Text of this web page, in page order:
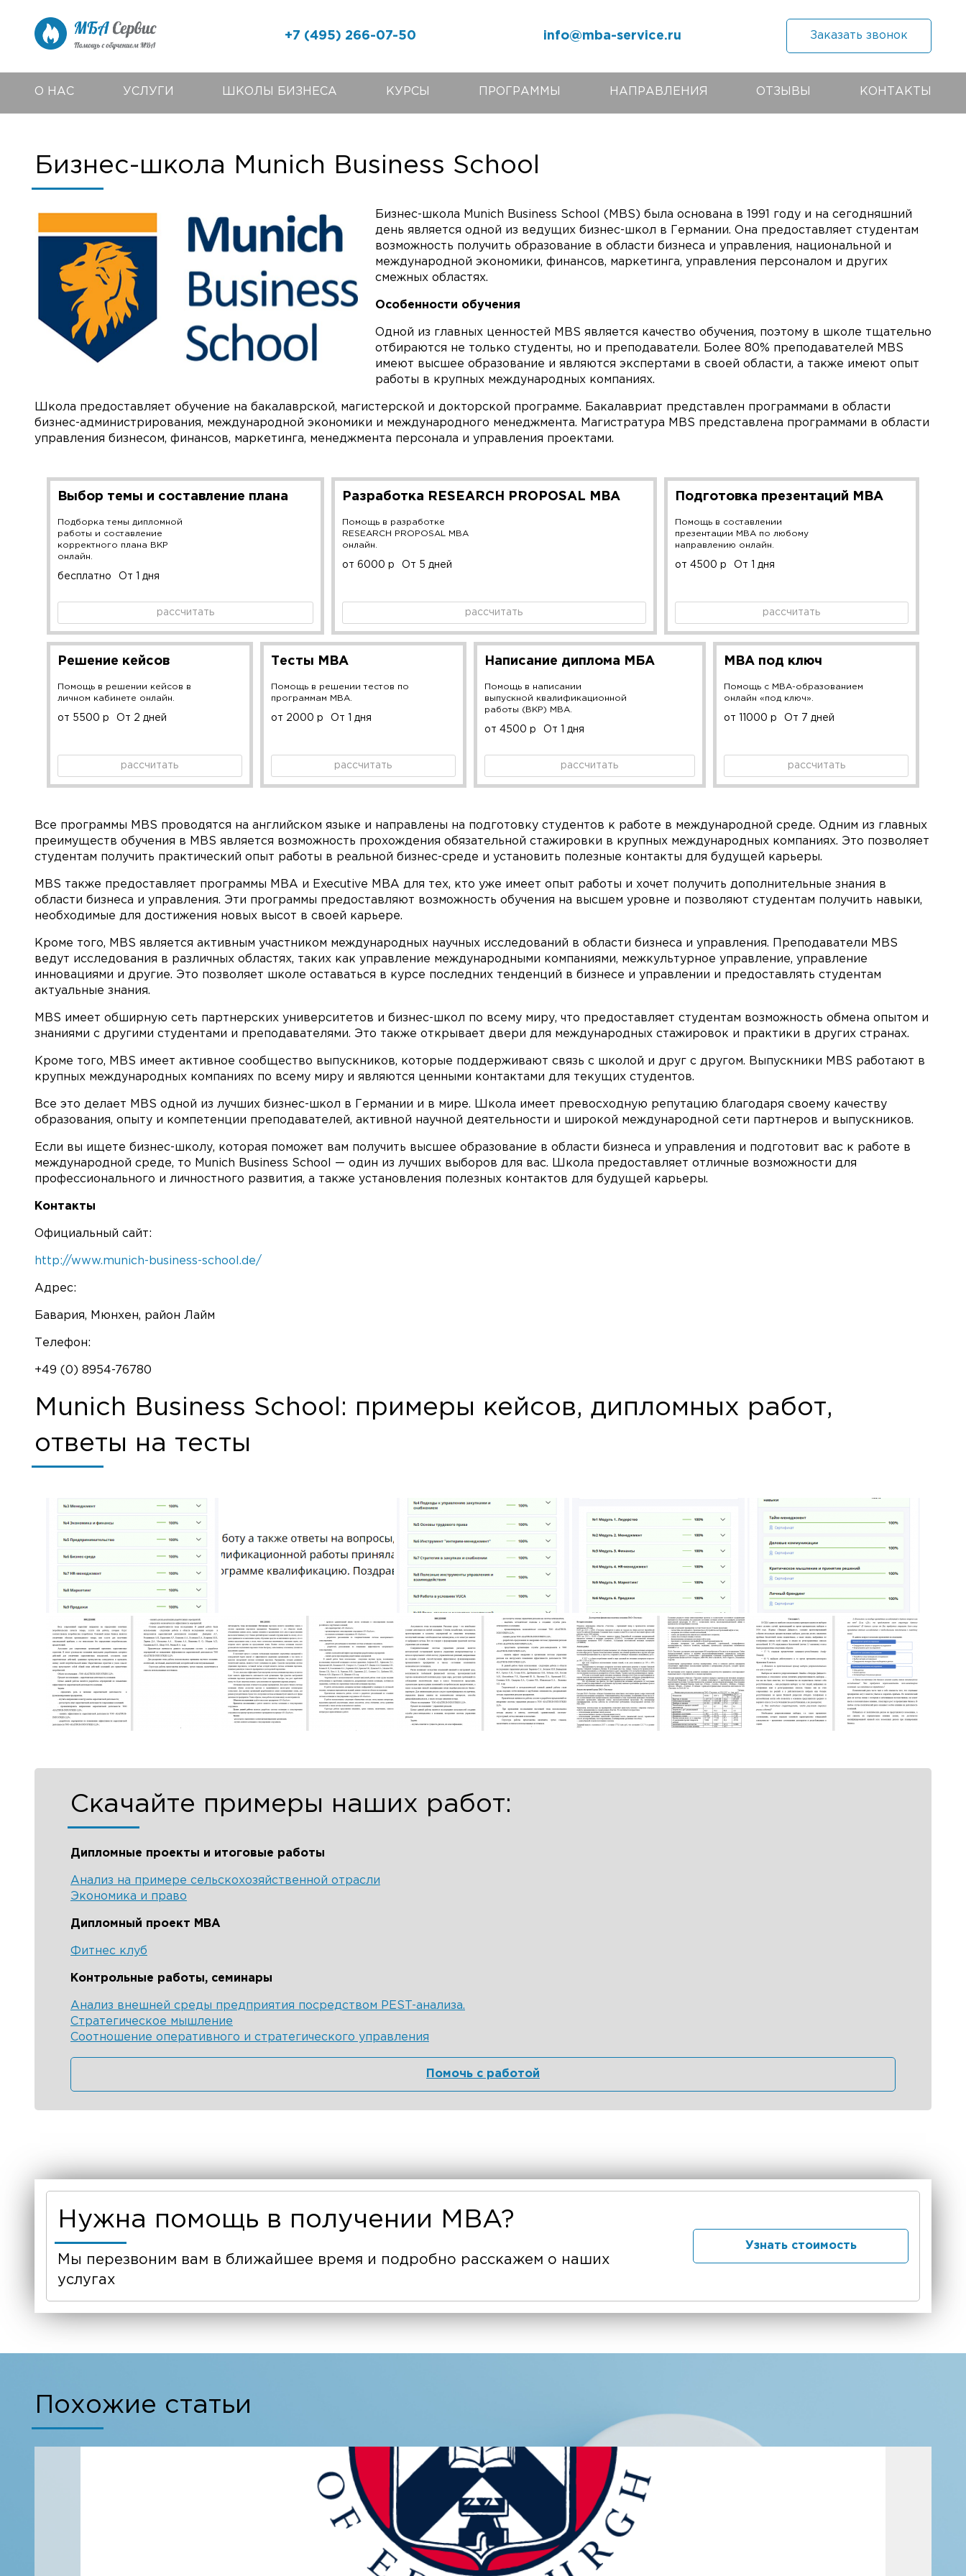
+7 (495) 266-07-50 info@mba-service.ru Заказать звонок
О НАС УСЛУГИ ШКОЛЫ БИЗНЕСА КУРСЫ ПРОГРАММЫ НАПРАВЛЕНИЯ ОТЗЫВЫ КОНТАКТЫ
Бизнес-школа Munich Business School
Бизнес-школа Munich Business School (MBS) была основана в 1991 году и на сегодняшний
день является одной из ведущих бизнес-школ в Германии. Она предоставляет студентам
возможность получить образование в области бизнеса и управления, национальной и
международной экономики, финансов, маркетинга, управления персоналом и других
смежных областях.
Особенности обучения
Одной из главных ценностей MBS является качество обучения, поэтому в школе тщательно
отбираются не только студенты, но и преподаватели. Более 80% преподавателей MBS
имеют высшее образование и являются экспертами в своей области, а также имеют опыт
работы в крупных международных компаниях.
Школа предоставляет обучение на бакалаврской, магистерской и докторской программе. Бакалавриат представлен программами в области
бизнес-администрирования, международной экономики и международного менеджмента. Магистратура MBS представлена программами в области
управления бизнесом, финансов, маркетинга, менеджмента персонала и управления проектами.
Выбор темы и составление плана
Подборка темы дипломной
работы и составление
корректного плана ВКР
онлайн.
бесплатно От 1 дня
рассчитать
Разработка RESEARCH PROPOSAL MBA
Помощь в разработке
RESEARCH PROPOSAL MBA
онлайн.
от 6000 р От 5 дней
рассчитать
Подготовка презентаций MBA
Помощь в составлении
презентации MBA по любому
направлению онлайн.
от 4500 р От 1 дня
рассчитать
Решение кейсов
Помощь в решении кейсов в
личном кабинете онлайн.
от 5500 р От 2 дней
рассчитать
Тесты MBA
Помощь в решении тестов по
программам MBA.
от 2000 р От 1 дня
рассчитать
Написание диплома МБА
Помощь в написании
выпускной квалификационной
работы (ВКР) MBA.
от 4500 р От 1 дня
рассчитать
MBA под ключ
Помощь с MBA-образованием
онлайн «под ключ».
от 11000 р От 7 дней
рассчитать
Все программы MBS проводятся на английском языке и направлены на подготовку студентов к работе в международной среде. Одним из главных
преимуществ обучения в MBS является возможность прохождения обязательной стажировки в крупных международных компаниях. Это позволяет
студентам получить практический опыт работы в реальной бизнес-среде и установить полезные контакты для будущей карьеры.
MBS также предоставляет программы MBA и Executive MBA для тех, кто уже имеет опыт работы и хочет получить дополнительные знания в
области бизнеса и управления. Эти программы предоставляют возможность обучения на высшем уровне и позволяют студентам получить навыки,
необходимые для достижения новых высот в своей карьере.
Кроме того, MBS является активным участником международных научных исследований в области бизнеса и управления. Преподаватели MBS
ведут исследования в различных областях, таких как управление международными компаниями, межкультурное управление, управление
инновациями и другие. Это позволяет школе оставаться в курсе последних тенденций в бизнесе и управлении и предоставлять студентам
актуальные знания.
MBS имеет обширную сеть партнерских университетов и бизнес-школ по всему миру, что предоставляет студентам возможность обмена опытом и
знаниями с другими студентами и преподавателями. Это также открывает двери для международных стажировок и практики в других странах.
Кроме того, MBS имеет активное сообщество выпускников, которые поддерживают связь с школой и друг с другом. Выпускники MBS работают в
крупных международных компаниях по всему миру и являются ценными контактами для текущих студентов.
Все это делает MBS одной из лучших бизнес-школ в Германии и в мире. Школа имеет превосходную репутацию благодаря своему качеству
образования, опыту и компетенции преподавателей, активной научной деятельности и широкой международной сети партнеров и выпускников.
Если вы ищете бизнес-школу, которая поможет вам получить высшее образование в области бизнеса и управления и подготовит вас к работе в
международной среде, то Munich Business School — один из лучших выборов для вас. Школа предоставляет отличные возможности для
профессионального и личностного развития, а также установления полезных контактов для будущей карьеры.
Контакты
Официальный сайт:
http://www.munich-business-school.de/
Адрес:
Бавария, Мюнхен, район Лайм
Телефон:
+49 (0) 8954-76780
Munich Business School: примеры кейсов, дипломных работ,
ответы на тесты
Скачайте примеры наших работ:
Дипломные проекты и итоговые работы
Анализ на примере сельскохозяйственной отрасли
Экономика и право
Дипломный проект MBA
Фитнес клуб
Контрольные работы, семинары
Анализ внешней среды предприятия посредством PEST-анализа.
Стратегическое мышление
Соотношение оперативного и стратегического управления
Помочь с работой
Нужна помощь в получении MBA?
Мы перезвоним вам в ближайшее время и подробно расскажем о наших
услугах
Узнать стоимость
Похожие статьи
×
или напишите нам прямо сейчас
⚠️ Пожалуйста, пишите в MAX или заполните форму выше.
В России Telegram и WhatsApp блокируют - сообщения могут не
дойти.
Написать в MAX Написать в Telegram Написать в WhatsApp